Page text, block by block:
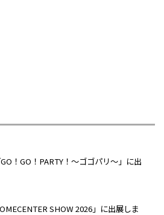
！GO！PARTY！～ゴゴパリ～」に出
SHOW 2026」に出展しま